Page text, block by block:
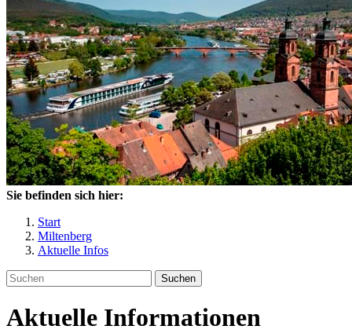
Sie befinden sich hier:
Start
Miltenberg
Aktuelle Infos
Suchen
Aktuelle Informationen